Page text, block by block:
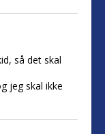
så det skal
jeg skal ikke